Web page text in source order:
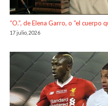
“O.”, de Elena Garro, o “el cuerpo
17 julio, 2026